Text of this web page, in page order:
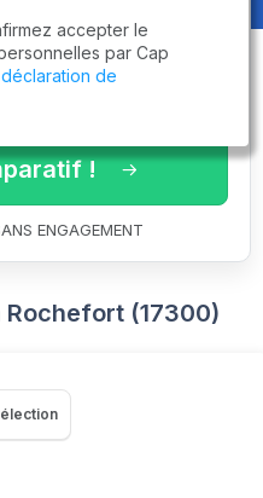
des
à vos
!
!
ENGAGEMENT
(17300)
accepter le
par Cap
déclaration de